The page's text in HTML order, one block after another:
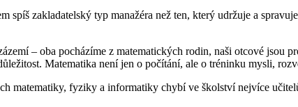
zakladatelský typ manažéra než ten, který udržuje a
– oba pocházíme z matematických rodin, naši otcové jsou
Matematika není jen o počítání, ale o tréninku mysli,
matematiky, fyziky a informatiky chybí ve školství nejvíce